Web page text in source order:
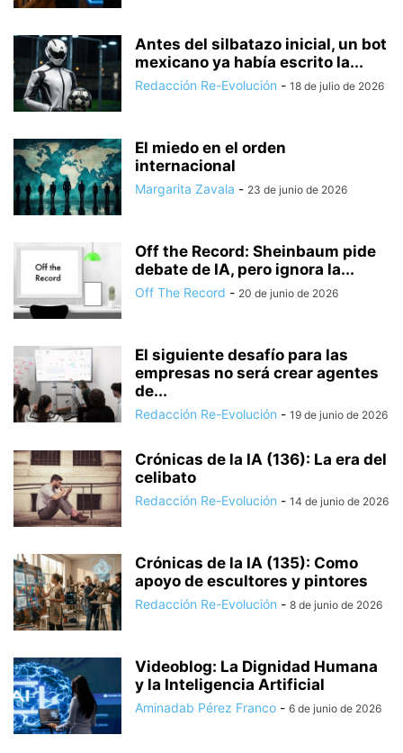
Antes del silbatazo inicial, un bot
mexicano ya había escrito la...
Redacción Re-Evolución - 18 de julio de 2026
El miedo en el orden
internacional
Margarita Zavala - 23 de junio de 2026
Off the Record: Sheinbaum pide
debate de IA, pero ignora la...
Off The Record - 20 de junio de 2026
El siguiente desafío para las
empresas no será crear agentes
de...
Redacción Re-Evolución - 19 de junio de 2026
Crónicas de la IA (136): La era del
celibato
Redacción Re-Evolución - 14 de junio de 2026
Crónicas de la IA (135): Como
apoyo de escultores y pintores
Redacción Re-Evolución - 8 de junio de 2026
Videoblog: La Dignidad Humana
y la Inteligencia Artificial
Aminadab Pérez Franco - 6 de junio de 2026